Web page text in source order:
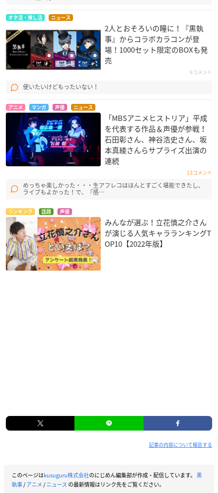
オタ活・推し活 ニュース
2人とおそろいの瞳に！『黒執
事』からコラボカラコンが登
場！1000セット限定のBOXも発
売
6コメント
使いたいけどもったいない！
アニメ マンガ 声優 ニュース
「MBSアニメヒストリア」平成
を代表する作品＆声優が参戦！
石田彰さん、神谷浩史さん、坂
本真綾さんらサプライズ出演の
連続
13コメント
めっちゃ楽しかった・・・生アフレコはほんとすごく堪能できたし、
ライブもよかった！で、『感…
ランキング 話題 声優
みんなが選ぶ！立花慎之介さん
が演じる人気キャラランキングT
OP10【2022年版】
記事の内容について報告する
このページはkusuguru株式会社のにじめん編集部が作成・配信しています。 黒
執事/アニメ/ニュース の最新情報はリンク先をご覧ください。